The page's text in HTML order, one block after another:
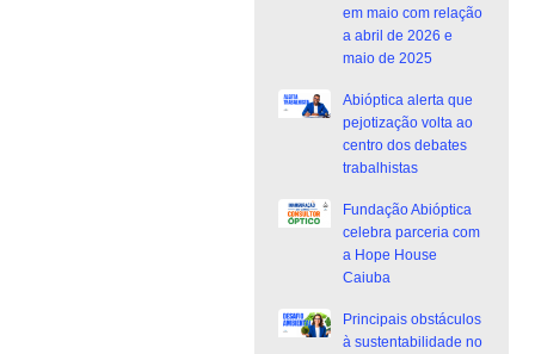
em maio com relação
a abril de 2026 e
maio de 2025
Abióptica alerta que
pejotização volta ao
centro dos debates
trabalhistas
Fundação Abióptica
celebra parceria com
a Hope House
Caiuba
Principais obstáculos
à sustentabilidade no